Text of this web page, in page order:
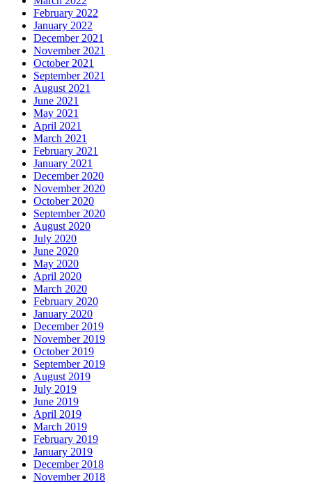
February 2022
January 2022
December 2021
November 2021
October 2021
September 2021
August 2021
June 2021
May 2021
April 2021
March 2021
February 2021
January 2021
December 2020
November 2020
October 2020
September 2020
August 2020
July 2020
June 2020
May 2020
April 2020
March 2020
February 2020
January 2020
December 2019
November 2019
October 2019
September 2019
August 2019
July 2019
June 2019
April 2019
March 2019
February 2019
January 2019
December 2018
November 2018